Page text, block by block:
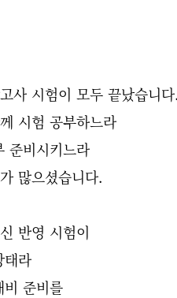
사 시험이 모두 끝났습니
시험 공부하느라
준비시키느라
많으셨습니다.
반영 시험이
태라
준비를